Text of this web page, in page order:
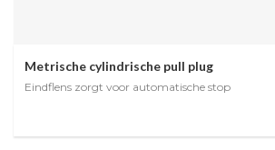
Metrische cylindrische pull plug
Eindflens zorgt voor automatische stop